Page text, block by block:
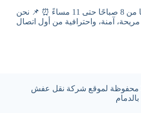
نستقبل اتصالاتكم يوميًا من 8 صباحًا حتى 11 مساءً ⏰ 📌 نحن
آمنة، واحترافية من أول اتصال
حقوق النشر © لعام 2026 محفوظة لموقع شركة نقل عفش
بالدمام